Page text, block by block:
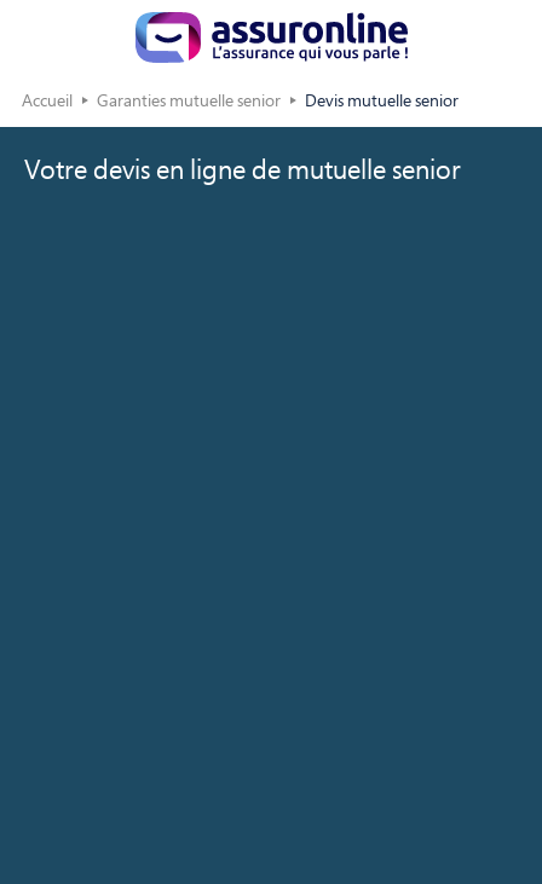
Accueil Garanties mutuelle senior Devis mutuelle senior
Votre devis en ligne de mutuelle senior